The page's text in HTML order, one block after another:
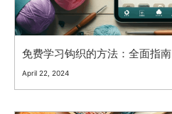
免费学习钩织的方法：全面指南
April 22, 2024